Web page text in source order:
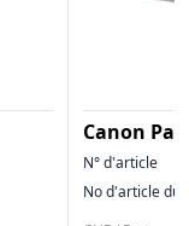
Canon
N° d'article
No d'article du